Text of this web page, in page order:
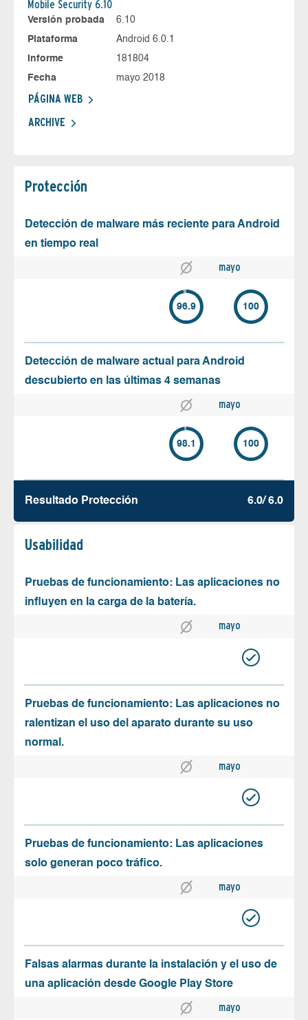
Mobile Security 6.10
Versión probada
6.10
Plataforma
Android 6.0.1
Informe
181804
Fecha
mayo 2018
PÁGINA WEB
ARCHIVE
Protección
Detección de malware más reciente para Android
en tiempo real
mayo
96.9 100
Detección de malware actual para Android
descubierto en las últimas 4 semanas
mayo
98.1 100
Resultado Protección 6.0/ 6.0
Usabilidad
Pruebas de funcionamiento: Las aplicaciones no
influyen en la carga de la batería.
mayo
Pruebas de funcionamiento: Las aplicaciones no
ralentizan el uso del aparato durante su uso
normal.
mayo
Pruebas de funcionamiento: Las aplicaciones
solo generan poco tráfico.
mayo
Falsas alarmas durante la instalación y el uso de
una aplicación desde Google Play Store
mayo